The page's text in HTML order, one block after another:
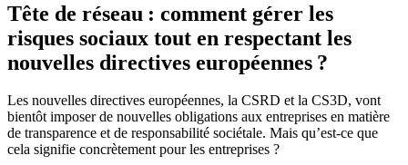
Tête de réseau : comment gérer les
risques sociaux tout en respectant les
nouvelles directives européennes ?
Les nouvelles directives européennes, la CSRD et la CS3D, vont
bientôt imposer de nouvelles obligations aux entreprises en matière
de transparence et de responsabilité sociétale. Mais qu’est-ce que
cela signifie concrètement pour les entreprises ?